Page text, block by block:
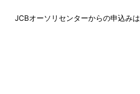
JCBオーソリセンターからの申込み